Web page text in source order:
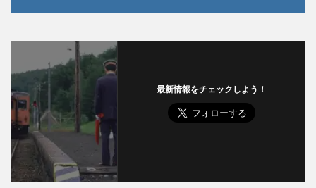
最新情報をチェックしよう！